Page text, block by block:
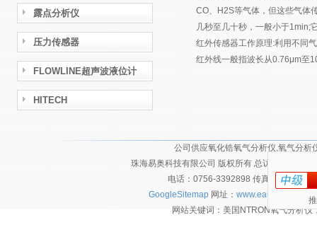
露点分析仪
压力传感器
FLOWLINE超声波液位计
HITECH
CO、H2S等气体，但这些气体
几秒至几十秒，一般小于1min;
红外传感器工作原理:利用不同
红外线一般指波长从0.76μm至
公司供应氧化锆氧气分析仪,氧气分
珠海易奥科技有限公司 版权所有 总访问量：
电话：0756-3392898 传真：0756-
GoogleSitemap 网址： www.eautec.cn
技术
网站关键词：美国NTRON氧气分析